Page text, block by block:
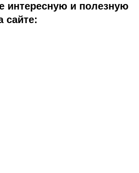
интересную и полезную
сайте: